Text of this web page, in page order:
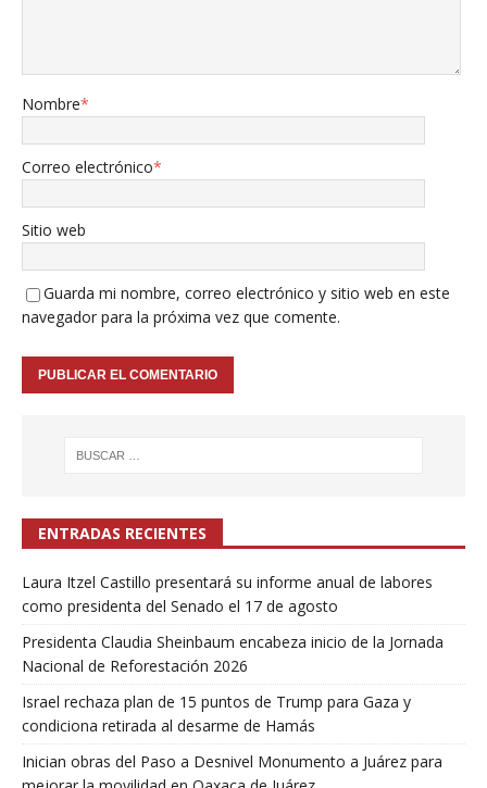
Nombre*
Correo electrónico*
Sitio web
Guarda mi nombre, correo electrónico y sitio web en este
navegador para la próxima vez que comente.
ENTRADAS RECIENTES
Laura Itzel Castillo presentará su informe anual de labores
como presidenta del Senado el 17 de agosto
Presidenta Claudia Sheinbaum encabeza inicio de la Jornada
Nacional de Reforestación 2026
Israel rechaza plan de 15 puntos de Trump para Gaza y
condiciona retirada al desarme de Hamás
Inician obras del Paso a Desnivel Monumento a Juárez para